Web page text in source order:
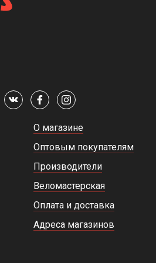
О магазине
Оптовым покупателям
Производители
Веломастерская
Оплата и доставка
Адреса магазинов